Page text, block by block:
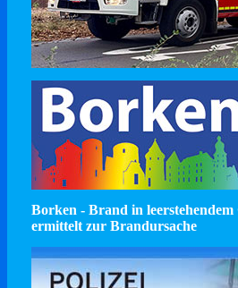
Borken - Brand in leerstehendem
ermittelt zur Brandursache